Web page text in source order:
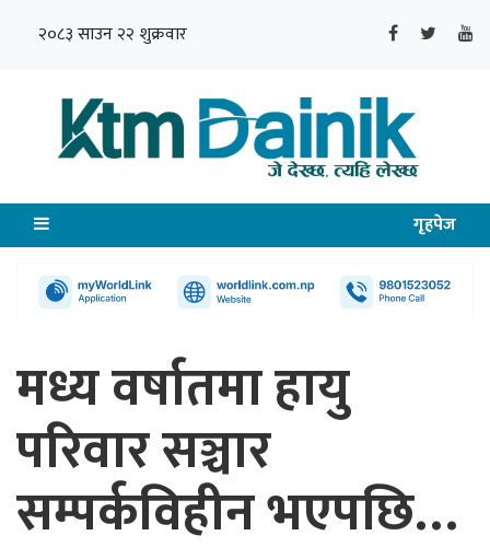
२०८३ साउन २२ शुक्रवार
गृहपेज
मध्य वर्षातमा हायु
परिवार सञ्चार
सम्पर्कविहीन भएपछि…